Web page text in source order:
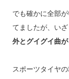
でも確かに全部
てましたが、い
外とグイグイ曲が
スポーツタイヤ